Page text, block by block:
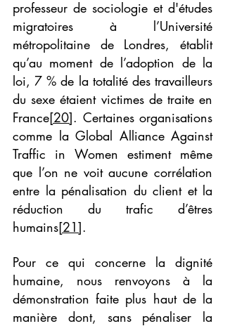
professeur de sociologie et d'études
migratoires à l’Université
métropolitaine de Londres, établit
qu’au moment de l’adoption de la
loi, 7 % de la totalité des travailleurs
du sexe étaient victimes de traite en
France[20]. Certaines organisations
comme la Global Alliance Against
Traffic in Women estiment même
que l’on ne voit aucune corrélation
entre la pénalisation du client et la
réduction du trafic d’êtres
humains[21].
Pour ce qui concerne la dignité
humaine, nous renvoyons à la
démonstration faite plus haut de la
manière dont, sans pénaliser la